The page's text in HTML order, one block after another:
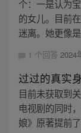
个：一是认为
的女儿。目前
迷离。她更像
1 个回答 2024
过过的真实
目前未获取到
电视剧的同时
娘》原著提前了